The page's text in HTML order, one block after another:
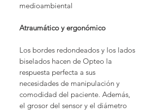
medioambiental
Atraumático y ergonómico
Los bordes redondeados y los lados
biselados hacen de Opteo la
respuesta perfecta a sus
necesidades de manipulación y
comodidad del paciente. Además,
el grosor del sensor y el diámetro